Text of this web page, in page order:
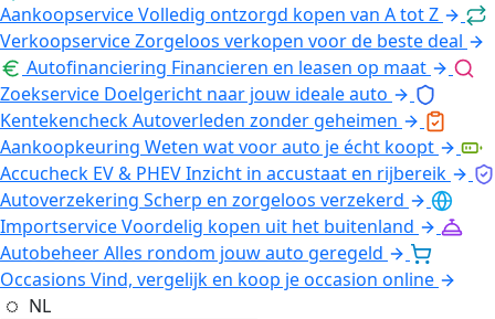
AankoopserviceVolledig ontzorgd kopen van A tot Z
VerkoopserviceZorgeloos verkopen voor de beste deal
Autofinanciering Financieren en leasen op maat
Zoekservice Doelgericht naar jouw ideale auto
KentekencheckAutoverleden zonder geheimen
Aankoopkeuring Weten wat voor auto je écht koopt
Accucheck EV & PHEVInzicht in accustaat en rijbereik
Autoverzekering Scherp en zorgeloos verzekerd
ImportserviceVoordelig kopen uit het buitenland
AutobeheerAlles rondom jouw auto geregeld
Occasions Vind, vergelijk en koop je occasion online
NL